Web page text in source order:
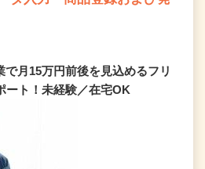
で月15万円前後を見込めるフリ
ート！未経験／在宅OK